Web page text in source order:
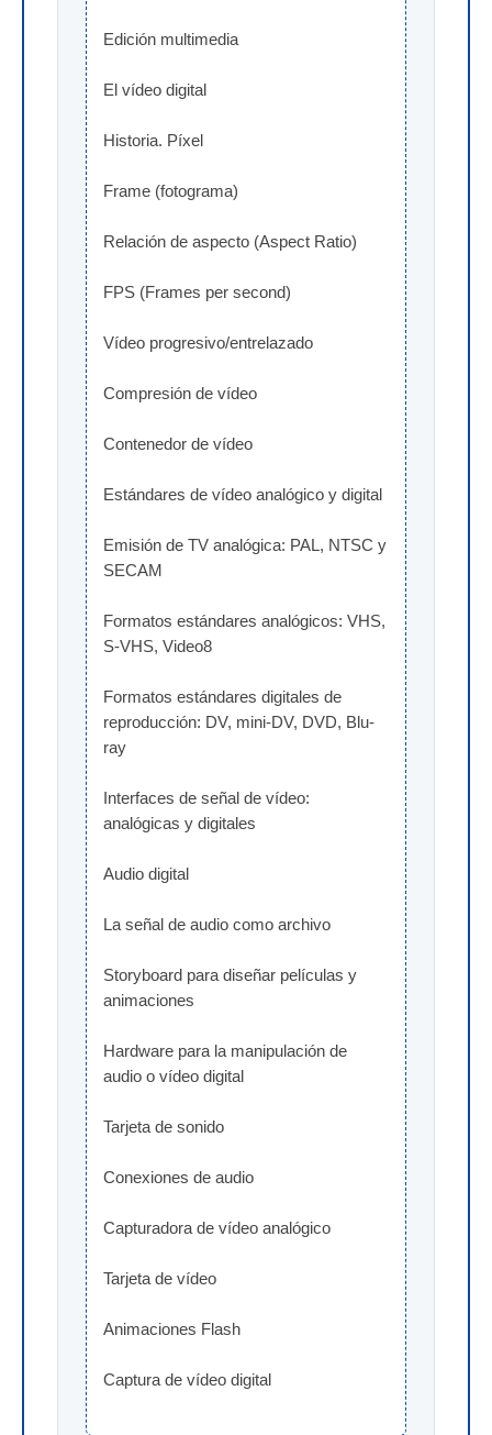
Edición multimedia
El vídeo digital
Historia. Píxel
Frame (fotograma)
Relación de aspecto (Aspect Ratio)
FPS (Frames per second)
Vídeo progresivo/entrelazado
Compresión de vídeo
Contenedor de vídeo
Estándares de vídeo analógico y digital
Emisión de TV analógica: PAL, NTSC y
SECAM
Formatos estándares analógicos: VHS,
S-VHS, Video8
Formatos estándares digitales de
reproducción: DV, mini-DV, DVD, Blu-
ray
Interfaces de señal de vídeo:
analógicas y digitales
Audio digital
La señal de audio como archivo
Storyboard para diseñar películas y
animaciones
Hardware para la manipulación de
audio o vídeo digital
Tarjeta de sonido
Conexiones de audio
Capturadora de vídeo analógico
Tarjeta de vídeo
Animaciones Flash
Captura de vídeo digital